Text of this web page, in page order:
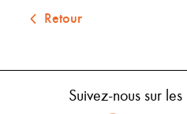
Retour
Suivez-nous sur